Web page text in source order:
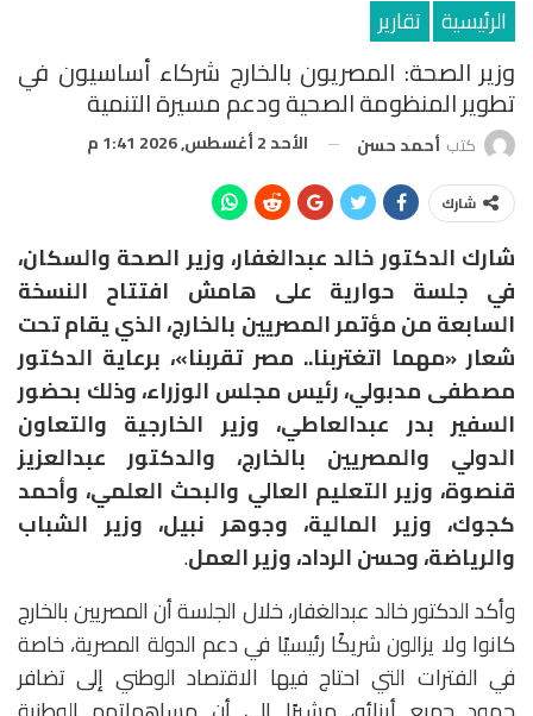
الرئيسية تقارير
وزير الصحة: المصريون بالخارج شركاء أساسيون في
تطوير المنظومة الصحية ودعم مسيرة التنمية
كتب أحمد حسن الأحد 2 أغسطس, 2026 1:41 م
شارك
شارك الدكتور خالد عبدالغفار، وزير الصحة والسكان،
في جلسة حوارية على هامش افتتاح النسخة
السابعة من مؤتمر المصريين بالخارج، الذي يقام تحت
شعار «مهما اتغتربنا.. مصر تقربنا»، برعاية الدكتور
مصطفى مدبولي، رئيس مجلس الوزراء، وذلك بحضور
السفير بدر عبدالعاطي، وزير الخارجية والتعاون
الدولي والمصريين بالخارج، والدكتور عبدالعزيز
قنصوة، وزير التعليم العالي والبحث العلمي، وأحمد
كجوك، وزير المالية، وجوهر نبيل، وزير الشباب
والرياضة، وحسن الرداد، وزير العمل.
وأكد الدكتور خالد عبدالغفار، خلال الجلسة أن المصريين بالخارج
كانوا ولا يزالون شريكًا رئيسيًا في دعم الدولة المصرية، خاصة
في الفترات التي احتاج فيها الاقتصاد الوطني إلى تضافر